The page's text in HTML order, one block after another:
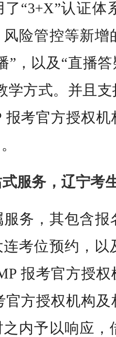
“3+X”认证体
险管控等新增
”，以及“直播
学方式。并且
报考官方授权
服务，辽宁考
服务，其包含
考位预约，以
报考官方授
官方授权机构
内予以响应，